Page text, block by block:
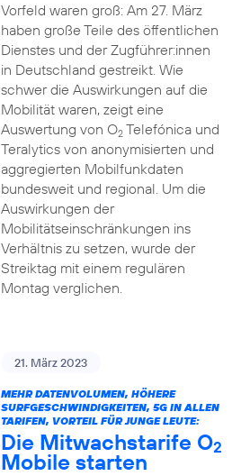
Vorfeld waren groß: Am 27. März
haben große Teile des öffentlichen
Dienstes und der Zugführer:innen
in Deutschland gestreikt. Wie
schwer die Auswirkungen auf die
Mobilität waren, zeigt eine
Auswertung von O2Telefónica und
Teralytics von anonymisierten und
aggregierten Mobilfunkdaten
bundesweit und regional. Um die
Auswirkungen der
Mobilitätseinschränkungen ins
Verhältnis zu setzen, wurde der
Streiktag mit einem regulären
Montag verglichen.
21. März 2023
MEHR DATENVOLUMEN, HÖHERE
SURFGESCHWINDIGKEITEN, 5G IN ALLEN
TARIFEN, VORTEIL FÜR JUNGE LEUTE:
Die Mitwachstarife O2
Mobile starten